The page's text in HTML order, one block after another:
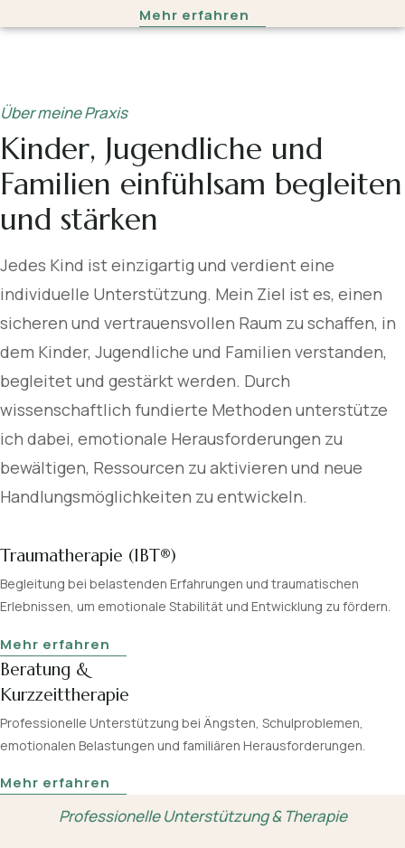
Mehr erfahren
Über meine Praxis
Kinder, Jugendliche und
Familien einfühlsam begleiten
und stärken
Jedes Kind ist einzigartig und verdient eine
individuelle Unterstützung. Mein Ziel ist es, einen
sicheren und vertrauensvollen Raum zu schaffen, in
dem Kinder, Jugendliche und Familien verstanden,
begleitet und gestärkt werden. Durch
wissenschaftlich fundierte Methoden unterstütze
ich dabei, emotionale Herausforderungen zu
bewältigen, Ressourcen zu aktivieren und neue
Handlungsmöglichkeiten zu entwickeln.
Traumatherapie (IBT®)
Begleitung bei belastenden Erfahrungen und traumatischen
Erlebnissen, um emotionale Stabilität und Entwicklung zu fördern.
Mehr erfahren
Beratung &
Kurzzeittherapie
Professionelle Unterstützung bei Ängsten, Schulproblemen,
emotionalen Belastungen und familiären Herausforderungen.
Mehr erfahren
Professionelle Unterstützung & Therapie